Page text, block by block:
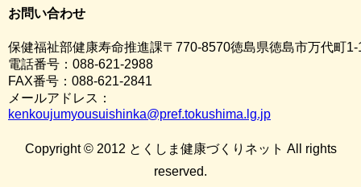
お問い合わせ
保健福祉部健康寿命推進課〒770-8570徳島県徳島市万代町1-
電話番号：088-621-2988
FAX番号：088-621-2841
メールアドレス：
kenkoujumyousuishinka@pref.tokushima.lg.jp
Copyright © 2012 とくしま健康づくりネット All rights
reserved.